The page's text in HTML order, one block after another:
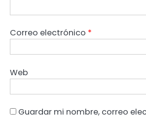
Correo electrónico *
Web
Guardar mi nombre, correo